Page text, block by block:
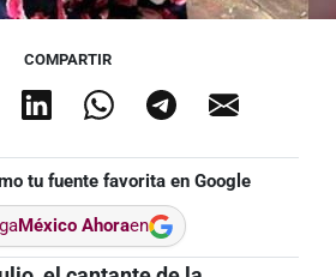
COMPARTIR
tu fuente favorita en Google
México Ahoraen